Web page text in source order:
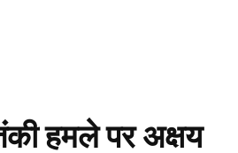
हमले पर अक्षय